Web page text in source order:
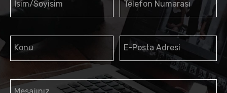
İsim/Soyisim Telefon Numarası
Konu E-Posta Adresi